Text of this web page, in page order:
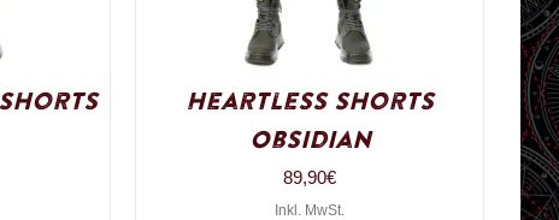
Heartless Shorts
Obsidian
89,90€
Inkl. MwSt.